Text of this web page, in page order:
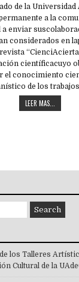
de la Universidad
a la
a enviar
considerados en
científicacuyo
el conocimiento
de los
LEER MAS...
los Talleres
Cultural de la